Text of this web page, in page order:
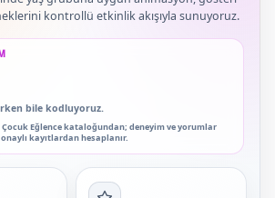
kontrollü etkinlik akışıyla sunuyoruz.
onaylı yorum
bile kodluyoruz.
Çocuk Eğlence kataloğundan; deneyim ve yorumlar
kayıtlardan hesaplanır.
En Baba ağı hizmet deneyimi; 91 platform genelinde